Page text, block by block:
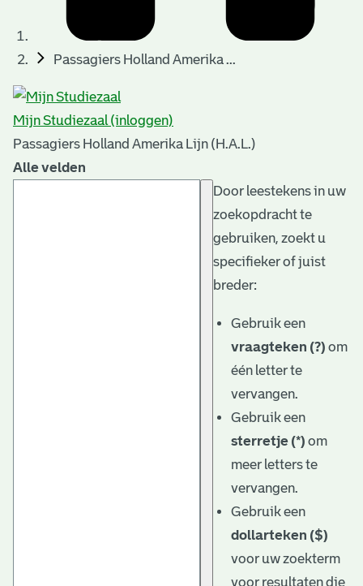
Passagiers Holland Amerika ...
Mijn Studiezaal (inloggen)
Passagiers Holland Amerika Lijn (H.A.L.)
Alle velden
Door leestekens in uw
zoekopdracht te
gebruiken, zoekt u
specifieker of juist
breder:
Gebruik een
vraagteken (?) om
één letter te
vervangen.
Gebruik een
sterretje (*) om
meer letters te
vervangen.
Gebruik een
dollarteken ($)
voor uw zoekterm
voor resultaten die